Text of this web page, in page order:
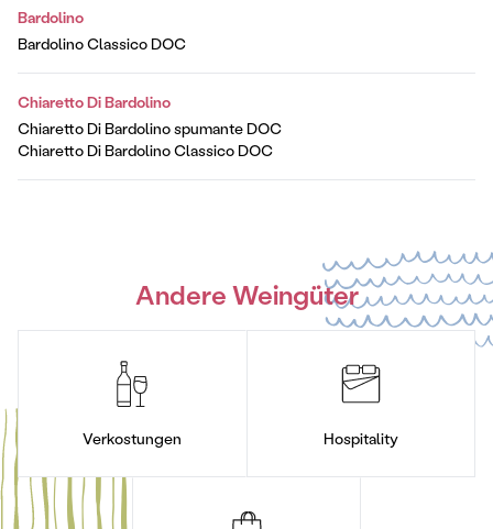
Bardolino
Bardolino Classico DOC
Chiaretto Di Bardolino
Chiaretto Di Bardolino spumante DOC
Chiaretto Di Bardolino Classico DOC
Andere Weingüter
Verkostungen Hospitality